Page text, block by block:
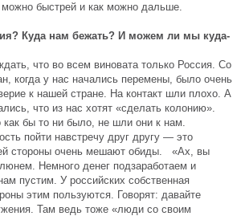
быстрей и как можно дальше.
Куда нам бежать? И можем ли мы куда-
что во всем виновата только Россия. Со
когда у нас начались перемены, было очень
к нашей стране. На контакт шли плохо. А
что из нас хотят «сделать колонию».
как бы то ни было, не шли они к нам.
пойти навстречу друг другу — это
стороны очень мешают обиды. «Ах, вы
Немного денег подзаработаем и
пустим. У российских собственная
этим пользуются. Говорят: давайте
Там ведь тоже «люди со своим